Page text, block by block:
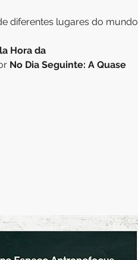
diferentes lugares do mundo
Hora da
No Dia Seguinte: A Quase